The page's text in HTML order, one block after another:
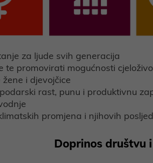
za ljude svih generacija
te promovirati mogućnosti
i djevojčice
rast, punu i produktivnu
promjena i njihovih
Doprinos društvu